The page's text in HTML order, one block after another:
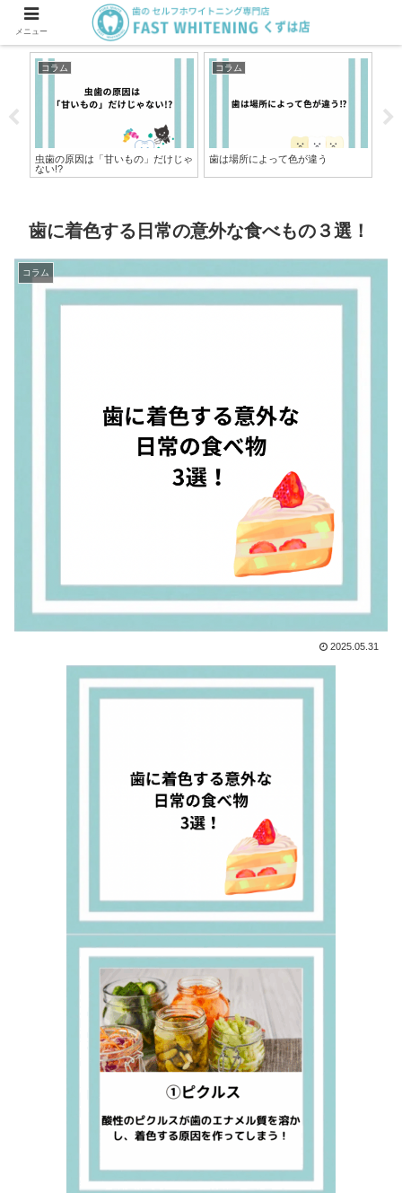
コラム
虫歯の原因は「甘いもの」だけじゃ
ない!?
コラム
歯は場所によって色が違う
歯に着色する日常の意外な食べもの３選！
コラム
2025.05.31
メニュー